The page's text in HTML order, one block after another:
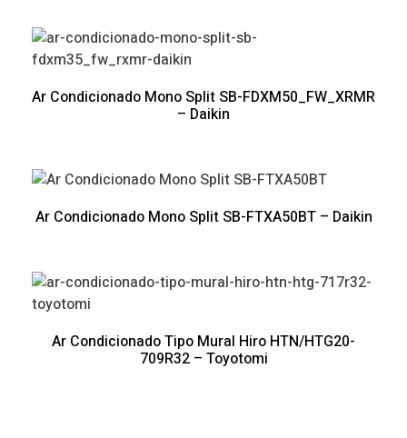
Ar Condicionado Mono Split SB-FDXM50_FW_XRMR
– Daikin
Ar Condicionado Mono Split SB-FTXA50BT – Daikin
Ar Condicionado Tipo Mural Hiro HTN/HTG20-
709R32 – Toyotomi